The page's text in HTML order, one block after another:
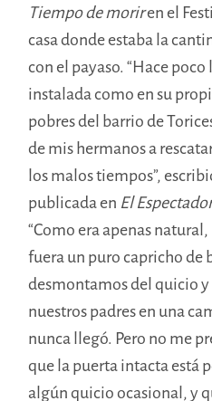
Tiempo de moriren el
casa donde estaba la
con el payaso. “Hace
instalada como en su
pobres del barrio de
de mis hermanos a
los malos tiempos”,
publicada en El
“Como era apenas
fuera un puro capricho de
desmontamos del quicio y
nuestros padres en una
nunca llegó. Pero no me
que la puerta intacta está
algún quicio ocasional, y